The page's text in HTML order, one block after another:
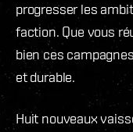
progresser les
faction. Que vous
bien ces
et durable.
Huit nouveaux